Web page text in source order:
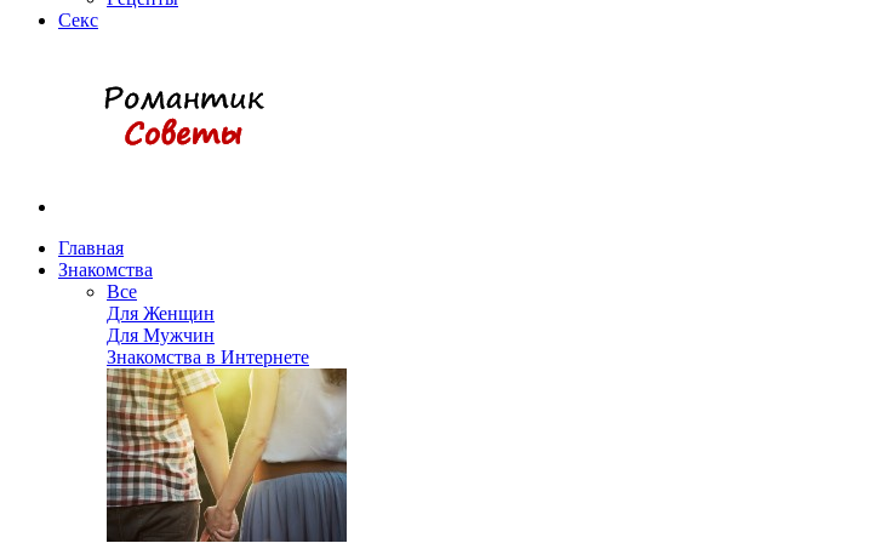
Секс
Главная
Знакомства
Все
Для Женщин
Для Мужчин
Знакомства в Интернете